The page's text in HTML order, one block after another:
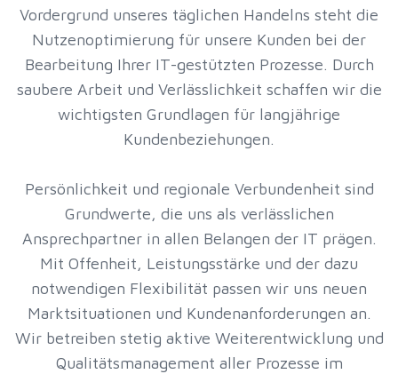
Vordergrund unseres täglichen Handelns steht die
Nutzenoptimierung für unsere Kunden bei der
Bearbeitung Ihrer IT-gestützten Prozesse. Durch
saubere Arbeit und Verlässlichkeit schaffen wir die
wichtigsten Grundlagen für langjährige
Kundenbeziehungen.
Persönlichkeit und regionale Verbundenheit sind
Grundwerte, die uns als verlässlichen
Ansprechpartner in allen Belangen der IT prägen.
Mit Offenheit, Leistungsstärke und der dazu
notwendigen Flexibilität passen wir uns neuen
Marktsituationen und Kundenanforderungen an.
Wir betreiben stetig aktive Weiterentwicklung und
Qualitätsmanagement aller Prozesse im